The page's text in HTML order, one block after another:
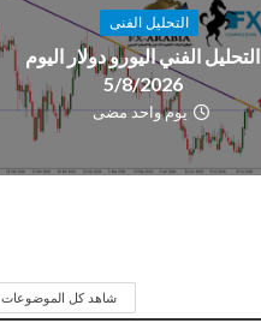
التحليل الفنى
التحليل الفني اليورو دولار اليوم
5/8/2026
يوم واحد مضى
شاهد كل الموضوعات